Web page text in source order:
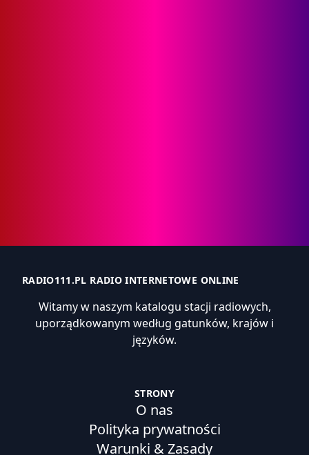
RADIO111.PL RADIO INTERNETOWE ONLINE
Witamy w naszym katalogu stacji radiowych,
uporządkowanym według gatunków, krajów i
języków.
STRONY
O nas
Polityka prywatności
Warunki & Zasady